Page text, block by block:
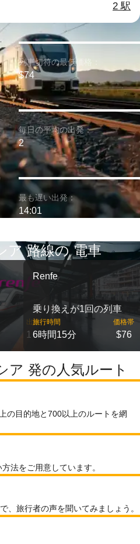
2 駅
列車切符の最低価格：
$74
毎日の平均の出発：
2
最も遅い出発：
14:01
ア 路線の 電車
出発
1
Renfe
乗り換えが1回の列車
旅行時間
6時間15分
価格帯
$76
ア 発の人気ルート
の目的地と700以上のルートを網
法をご用意しています。
、旅行者の声を聞いてみましょう。